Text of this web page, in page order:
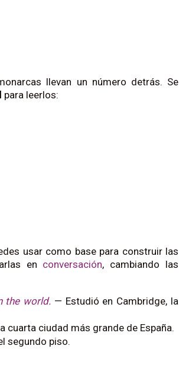
llevan un número detrás. Se
para leerlos:
usar como base para construir las
en conversación, cambiando las
the world. — Estudió en Cambridge, la
cuarta ciudad más grande de España.
segundo piso.